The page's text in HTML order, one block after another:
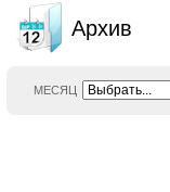
Архив
МЕСЯЦ